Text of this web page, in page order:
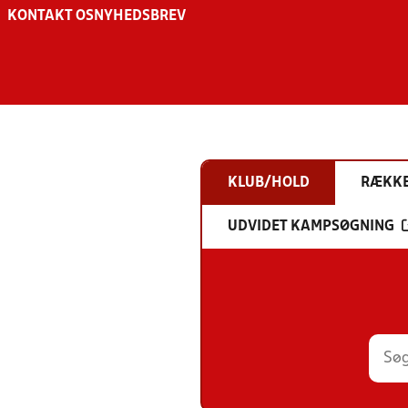
KONTAKT OS NYHEDSBREV
KLUB/HOLD
UDVIDET KAMPSØGNING